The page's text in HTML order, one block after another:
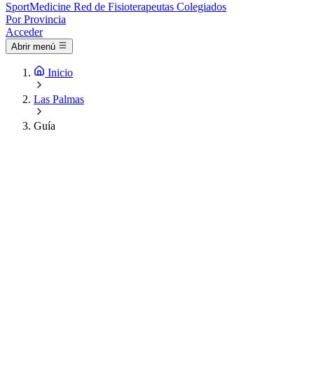
SportMedicine Red de Fisioterapeutas Colegiados
Por Provincia
Acceder
Abrir menú
Inicio
Las Palmas
Guía